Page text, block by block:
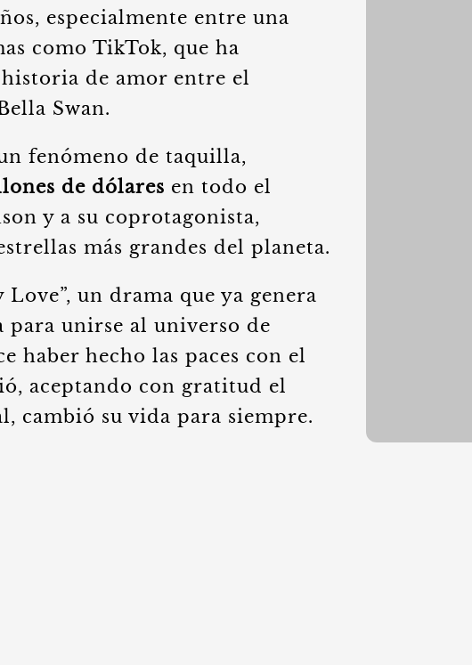
especialmente entre una
como TikTok, que ha
de amor entre el
Swan.
fenómeno de taquilla,
de dólares en todo el
y a su coprotagonista,
más grandes del planeta.
un drama que ya genera
para unirse al universo de
haber hecho las paces con el
aceptando con gratitud el
cambió su vida para siempre.